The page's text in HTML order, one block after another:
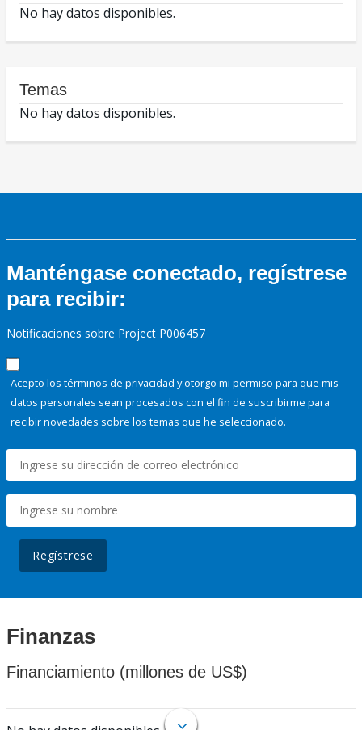
No hay datos disponibles.
Temas
No hay datos disponibles.
Manténgase conectado, regístrese
para recibir:
Notificaciones sobre Project P006457
Acepto los términos de privacidad y otorgo mi permiso para que mis
datos personales sean procesados con el fin de suscribirme para
recibir novedades sobre los temas que he seleccionado.
Regístrese
Finanzas
Financiamiento (millones de US$)